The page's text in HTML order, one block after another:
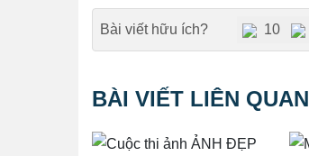
Bài viết hữu ích? 10
BÀI VIẾT LIÊN QUAN